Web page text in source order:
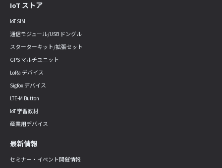
IoT ストア
IoT SIM
通信モジュール/USB ドングル
スターターキット/拡張セット
GPS マルチユニット
LoRa デバイス
Sigfox デバイス
LTE-M Button
IoT 学習教材
産業用デバイス
最新情報
セミナー・イベント開催情報